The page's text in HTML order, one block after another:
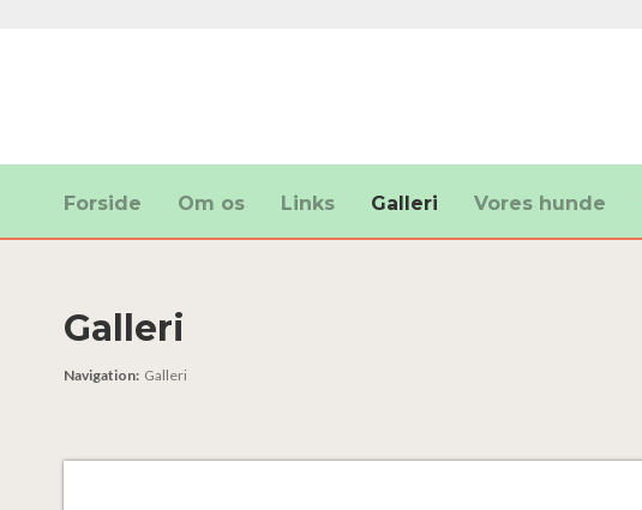
Forside Om os Links Galleri Vores hunde
Galleri
Navigation: Galleri